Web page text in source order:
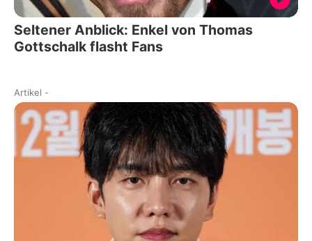
Seltener Anblick: Enkel von Thomas
Gottschalk flasht Fans
Artikel -